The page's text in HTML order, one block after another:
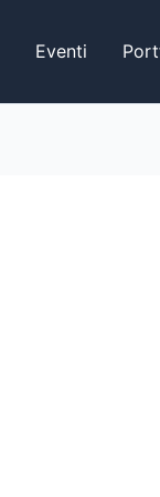
Eventi